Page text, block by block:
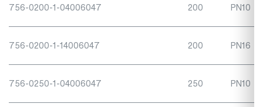
756-0200-1-04006047 200 PN10
756-0200-1-14006047 200 PN16
756-0250-1-04006047 250 PN10